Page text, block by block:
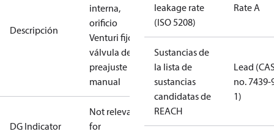
Descripción
interna,
orificio
Venturi fijo,
válvula de
preajuste
manual
DG Indicator
Not relevant
for
leakage rate
(ISO 5208)
Rate A
Sustancias de
la lista de
sustancias
candidatas de
REACH
Lead
no. 7439-
1)